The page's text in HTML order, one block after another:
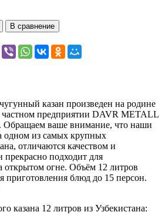
В сравнение
казан произведен на родине
частном предприятии DAVR METALL
Обращаем ваше внимание, что наши
одном из самых крупных
отличаются качеством и
прекрасно подходит для
открытом огне. Объём 12 литров
приготовления блюд до 15 персон.
казана 12 литров из Узбекистана: